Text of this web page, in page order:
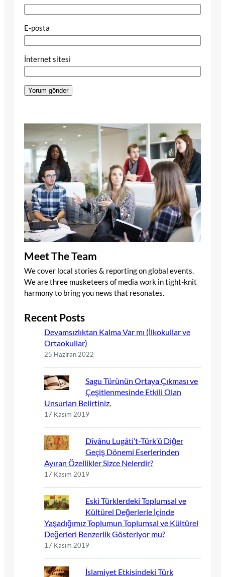
E-posta
İnternet sitesi
Meet The Team
We cover local stories & reporting on global events.
We are three musketeers of media work in tight-knit
harmony to bring you news that resonates.
Recent Posts
Devamsızlıktan Kalma Var mı (İlkokullar ve
Ortaokullar)
25 Haziran 2022
Sagu Türünün Ortaya Çıkması ve
Çeşitlenmesinde Etkili Olan
Unsurları Belirtiniz.
17 Kasım 2019
Dîvânu Lugâti’t-Türk’ü Diğer
Geçiş Dönemi Eserlerinden
Ayıran Özellikler Sizce Nelerdir?
17 Kasım 2019
Eski Türklerdeki Toplumsal ve
Kültürel Değerlerle İçinde
Yaşadığımız Toplumun Toplumsal ve Kültürel
Değerleri Benzerlik Gösteriyor mu?
17 Kasım 2019
İslamiyet Etkisindeki Türk